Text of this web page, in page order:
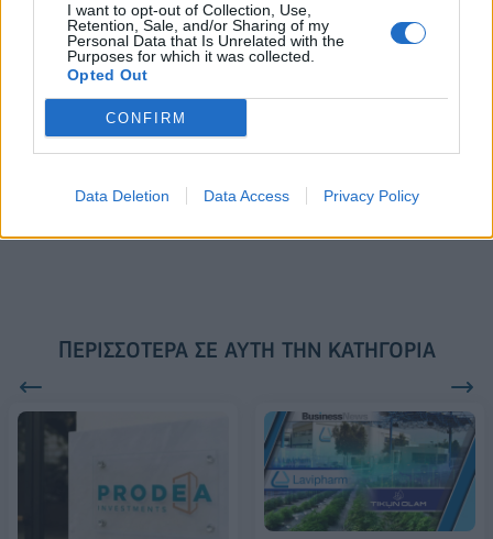
I want to opt-out of Collection, Use,
Retention, Sale, and/or Sharing of my
Personal Data that Is Unrelated with the
Purposes for which it was collected.
Opted Out
CONFIRM
Data Deletion Data Access Privacy Policy
FTSE4Good
Alpha Bank: Για πρώτη φορά το Αρχαίο Θέατρο Επιδαύρου άνοιξε τις
πύλες του σε όλους
ESG Report 2025: Πώς η ΑΒ Βασιλόπουλος μετατρέπει τη
ΠΕΡΙΣΣΌΤΕΡΑ ΣΕ ΑΥΤΉ ΤΗΝ ΚΑΤΗΓΟΡΊΑ